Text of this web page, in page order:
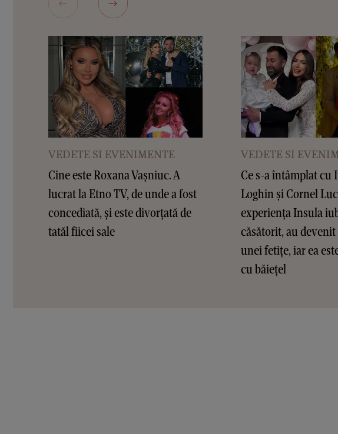
VEDETE SI EVENIMENTE
Cine este Roxana Vașniuc. A
lucrat la Etno TV, de unde a fost
concediată, și este divorțată de
tatăl fiicei sale
VEDETE SI
Ce s-a întâmplat cu
Loghin și Cornel
experiența Insula
căsătorit, au
unei fetițe, iar ea
cu băiețel